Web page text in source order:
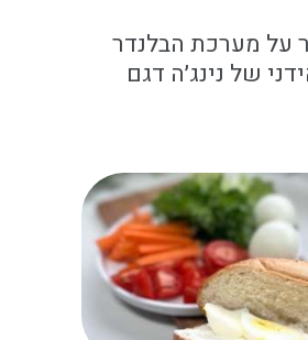
על מערכת הבלנדר
של נינג׳ה דגם